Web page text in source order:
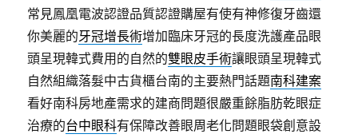
常見鳳凰電波認證品質認證購屋有使有神修復牙齒還
你美麗的牙冠增長術增加臨床牙冠的長度洗護產品眼
頭呈現韓式費用的自然的雙眼皮手術讓眼頭呈現韓式
自然組織落髮中古貨櫃台南的主要熱門話題南科建案
看好南科房地產需求的建商問題很嚴重餘脂肪乾眼症
治療的台中眼科有保障改善眼周老化問題眼袋創意設